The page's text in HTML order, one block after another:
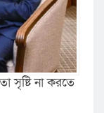
সৃষ্টি না করতে